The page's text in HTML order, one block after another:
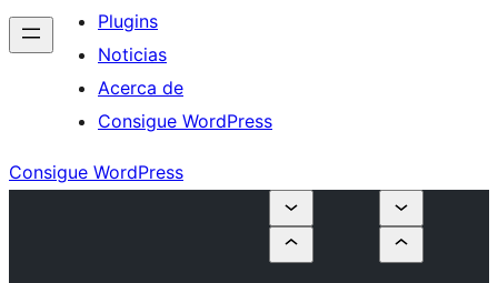
Plugins
Noticias
Acerca de
Consigue WordPress
Consigue WordPress